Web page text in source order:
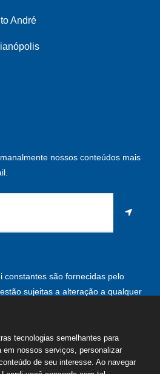
André
nossos conteúdos mais
constantes são fornecidas pelo
sujeitas a alteração a qualquer
Roberto Leardi | Todos os direitos
tecnologias semelhantes para
em nossos serviços, personalizar
de seu interesse. Ao navegar